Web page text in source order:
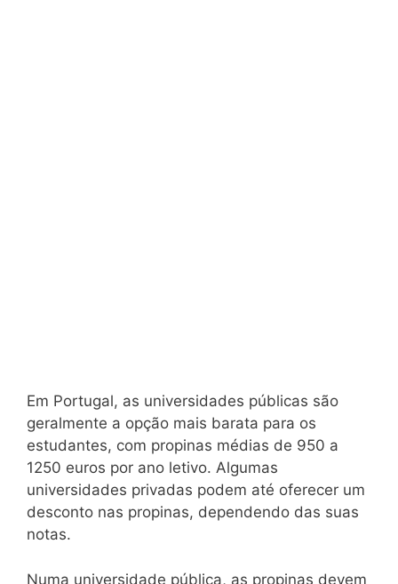
Em Portugal, as universidades públicas são
geralmente a opção mais barata para os
estudantes, com propinas médias de 950 a
1250 euros por ano letivo. Algumas
universidades privadas podem até oferecer um
desconto nas propinas, dependendo das suas
notas.
Numa universidade pública, as propinas devem